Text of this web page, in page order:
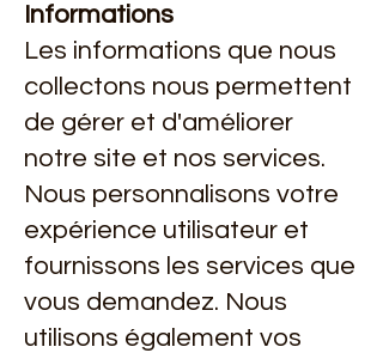
Informations
Les informations que nous
collectons nous permettent
de gérer et d'améliorer
notre site et nos services.
Nous personnalisons votre
expérience utilisateur et
fournissons les services que
vous demandez. Nous
utilisons également vos